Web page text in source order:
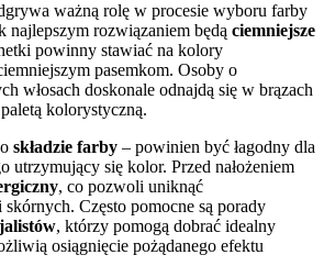
ważną rolę w procesie wyboru farby
rozwiązaniem będą ciemniejsze
powinny stawiać na kolory
pasemkom. Osoby o
włosach doskonale odnajdą się w brązach
kolorystyczną.
składzie farby – powinien być łagodny dla
utrzymujący się kolor. Przed nałożeniem
, co pozwoli uniknąć
Często pomocne są porady
, którzy pomogą dobrać idealny
osiągnięcie pożądanego efektu